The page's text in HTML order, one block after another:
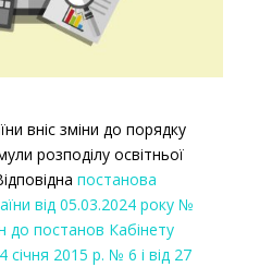
вніс зміни до порядку
розподілу освітньої
постанова
від 05.03.2024 року №
до постанов Кабінету
січня 2015 р. № 6 і від 27